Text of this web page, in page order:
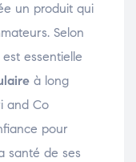
un produit qui
Selon
essentielle
à long
and Co
pour
santé de ses